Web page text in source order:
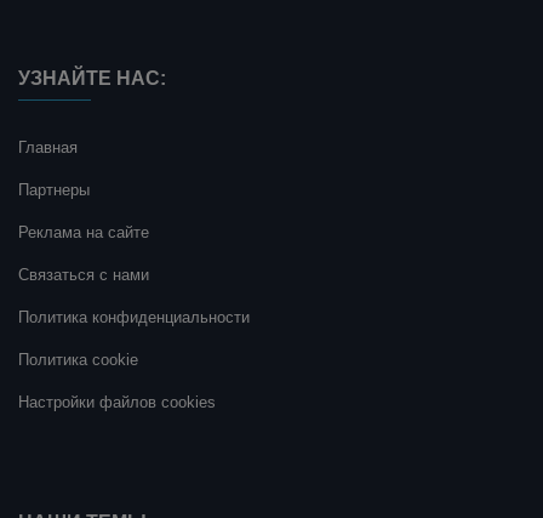
УЗНАЙТЕ НАС:
Главная
Партнеры
Реклама на сайте
Связаться с нами
Политика конфиденциальности
Политика cookie
Настройки файлов cookies